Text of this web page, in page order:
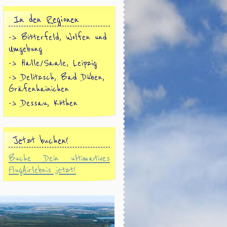
In den Regionen
-> Bitterfeld, Wolfen und
Umgebung
-> Halle/Saale, Leipzig
-> Delitzsch, Bad Düben,
Gräfenhainichen
-> Dessau, Köthen
Jetzt buchen!
Buche Dein ultimatives
FlugAirlebnis jetzt!